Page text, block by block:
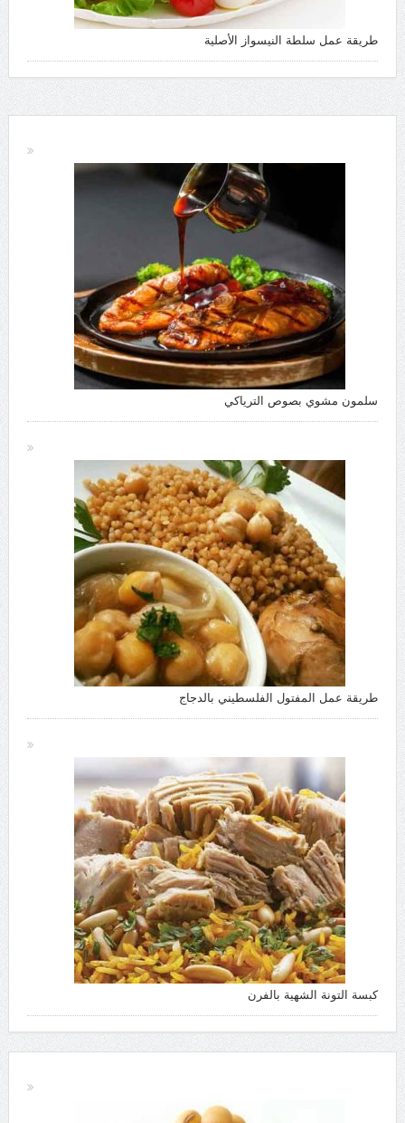
طريقة عمل سلطة النيسواز الأصلية
سلمون مشوي بصوص الترياكي
طريقة عمل المفتول الفلسطيني بالدجاج
كبسة التونة الشهية بالفرن